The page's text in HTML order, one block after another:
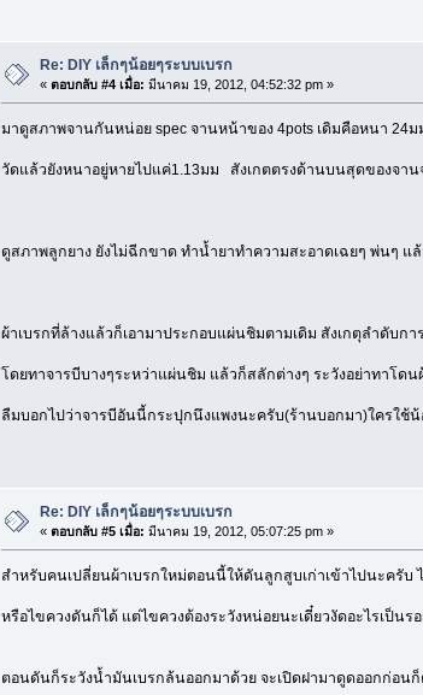
Re: DIY เล็กๆน้อยๆระบบเบรก
«ตอบกลับ #4 เมื่อ: มีนาคม 19, 2012, 04:52:32 pm »
มาดูสภาพจานกันหน่อย spec จานหน้าของ 4pots เดิมคือหนา 24ม
วัดแล้วยังหนาอยู่หายไปแค่1.13มม สังเกตตรงด้านบนสุดของจา
ดูสภาพลูกยาง ยังไม่ฉีกขาด ทำน้ำยาทำความสะอาดเฉยๆ พ่นๆ แ
ผ้าเบรกที่ล้างแล้วก็เอามาประกอบแผ่นชิมตามเดิม สังเกตุลำดับกา
โดยทาจารบีบางๆระหว่าแผ่นชิม แล้วก็สลักต่างๆ ระวังอย่าทาโดน
ลืมบอกไปว่าจารบีอันนี้กระปุกนึงแพงนะครับ(ร้านบอกมา)ใครใช้
Re: DIY เล็กๆน้อยๆระบบเบรก
«ตอบกลับ #5 เมื่อ: มีนาคม 19, 2012, 05:07:25 pm »
สำหรับคนเปลี่ยนผ้าเบรกใหม่ตอนนี้ให้ดันลูกสูบเก่าเข้าไปนะครับ ไ
หรือไขควงดันก็ได้ แต่ไขควงต้องระวังหน่อยนะเดี๋ยวงัดอะไรเป็
ตอนดันก็ระวังน้ำมันเบรกล้นออกมาด้วย จะเปิดฝามาดูดออกก่อน